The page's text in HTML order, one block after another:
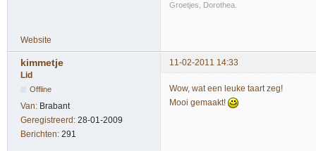
Groetjes, Dorothea.
Website
kimmetje
11-02-2011 14:33
Lid
Offline
Van: Brabant
Geregistreerd: 28-01-2009
Berichten: 291
Wow, wat een leuke taart zeg!
Mooi gemaakt!